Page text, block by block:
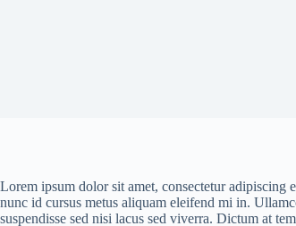
Lorem ipsum dolor sit amet, consectetur adipiscing
nunc id cursus metus aliquam eleifend mi in.
suspendisse sed nisi lacus sed viverra. Dictum at